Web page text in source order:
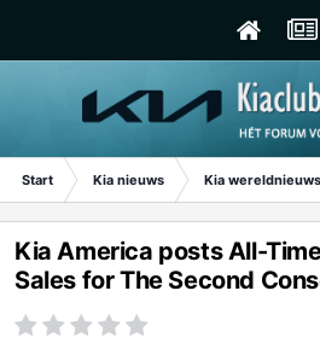
Start Kia nieuws Kia wereldnieuws
Kia America posts All-
Sales for The Second